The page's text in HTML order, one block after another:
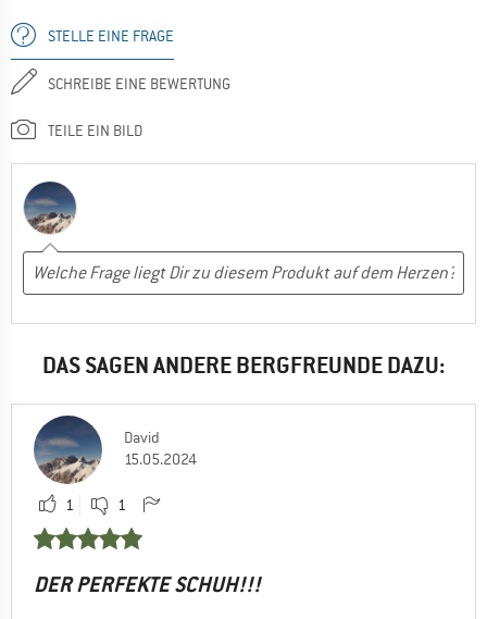
STELLE EINE FRAGE
SCHREIBE EINE BEWERTUNG
TEILE EIN BILD
DAS SAGEN ANDERE BERGFREUNDE DAZU:
David
15.05.2024
1 1
DER PERFEKTE SCHUH!!!